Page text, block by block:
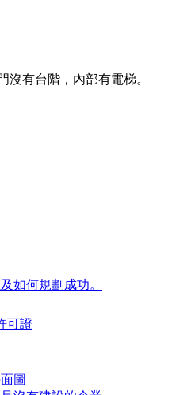
有台階，內部有電梯。
如何規劃成功。
可證
圖